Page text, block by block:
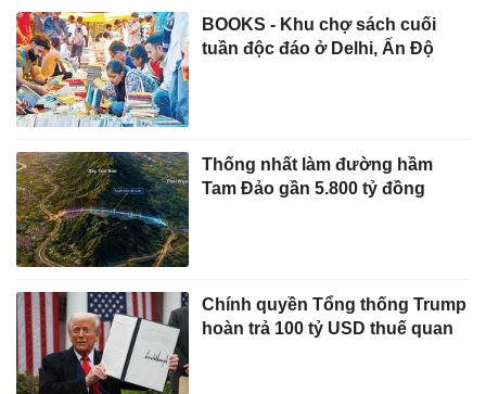
BOOKS - Khu chợ sách cuối
tuần độc đáo ở Delhi, Ấn Độ
Thống nhất làm đường hầm
Tam Đảo gần 5.800 tỷ đồng
Chính quyền Tổng thống Trump
hoàn trả 100 tỷ USD thuế quan